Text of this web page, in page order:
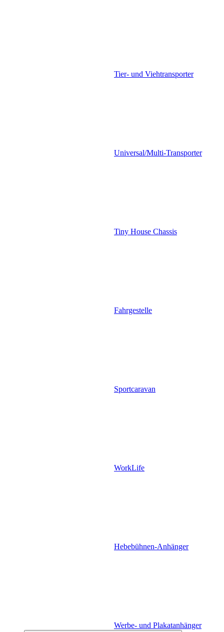
Tier- und Viehtransporter
Universal/Multi-Transporter
Tiny House Chassis
Fahrgestelle
Sportcaravan
WorkLife
Hebebühnen-Anhänger
Werbe- und Plakatanhänger